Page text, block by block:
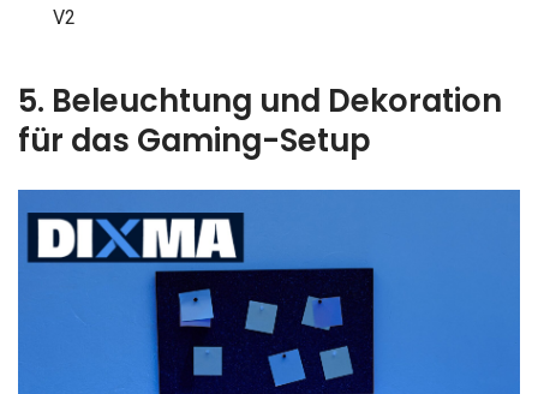
V2
5. Beleuchtung und Dekoration
für das Gaming-Setup